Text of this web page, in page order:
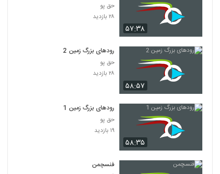
۵۷:۳۸
حق پو
۲۸ بازدید
۵۸:۵۷
رودهای بزرگ زمین 2
حق پو
۲۸ بازدید
۵۸:۳۵
رودهای بزرگ زمین 1
حق پو
۱۹ بازدید
فنسچمن